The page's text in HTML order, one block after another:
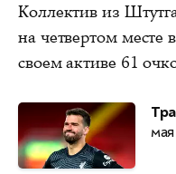
Коллектив из
на четвертом месте
своем активе 61
мая